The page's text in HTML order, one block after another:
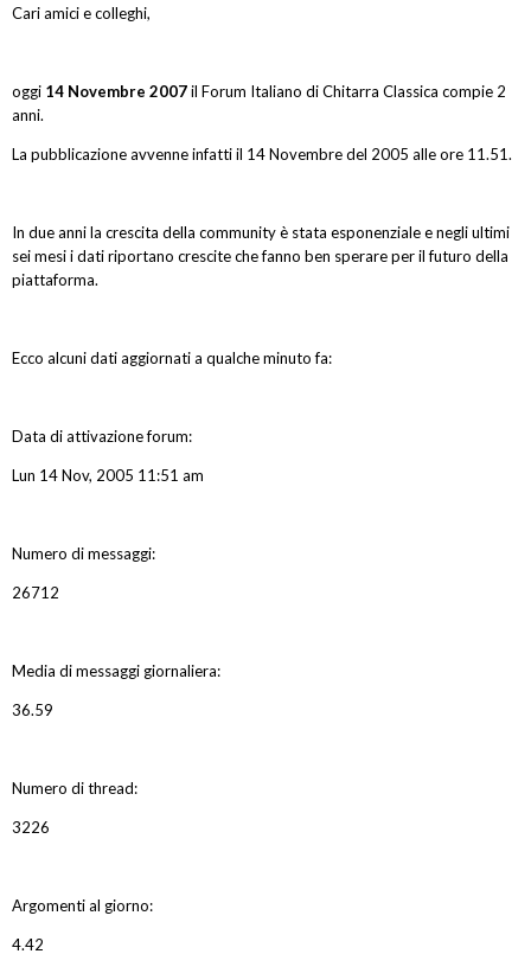
Cari amici e colleghi,
oggi 14 Novembre 2007il Forum Italiano di Chitarra Classica compie 2
anni.
La pubblicazione avvenne infatti il 14 Novembre del 2005 alle ore 11.51.
In due anni la crescita della community è stata esponenziale e negli ultimi
sei mesi i dati riportano crescite che fanno ben sperare per il futuro della
piattaforma.
Ecco alcuni dati aggiornati a qualche minuto fa:
Data di attivazione forum:
Lun 14 Nov, 2005 11:51 am
Numero di messaggi:
26712
Media di messaggi giornaliera:
36.59
Numero di thread:
3226
Argomenti al giorno:
4.42